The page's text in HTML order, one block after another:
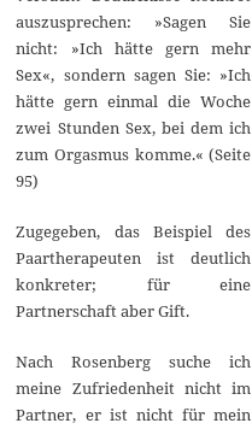
auszusprechen: »Sagen Sie
nicht: »Ich hätte gern mehr
Sex«, sondern sagen Sie: »Ich
hätte gern einmal die Woche
zwei Stunden Sex, bei dem ich
zum Orgasmus komme.« (Seite
95)
Zugegeben, das Beispiel des
Paartherapeuten ist deutlich
konkreter; für eine
Partnerschaft aber Gift.
Nach Rosenberg suche ich
meine Zufriedenheit nicht im
Partner, er ist nicht für mein